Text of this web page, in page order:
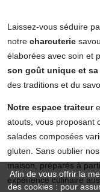
Afin de vous offrir la
des cookies : pour
Laissez-vous séduire
notre charcuterie
élaborées avec soin et
son goût unique et
des traditions et du
Notre espace traiteur
atouts, vous proposant
salades composées
gluten. Sans oublier
maison, préparés à
expérience culinaire